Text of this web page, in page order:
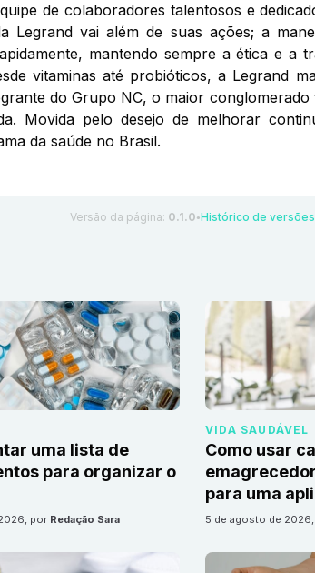
de colaboradores talentosos e
Legrand vai além de suas ações; a
mantendo sempre a ética e a
vitaminas até probióticos, a Legrand
do Grupo NC, o maior
Movida pelo desejo de melhorar
da saúde no Brasil.
Versão da página: 0.1.0 ●Histórico de versões
uma lista de
para organizar o
, por Redação Sara
VIDA SAUDÁVEL
Como usar
para uma
5 de agosto de 2026